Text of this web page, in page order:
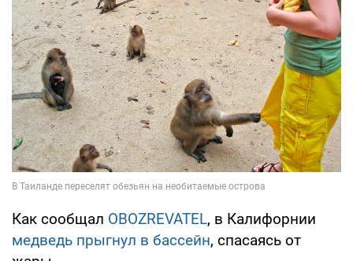
Как сообщал OBOZREVATEL, в Калифорнии
медведь прыгнул в бассейн, спасаясь от